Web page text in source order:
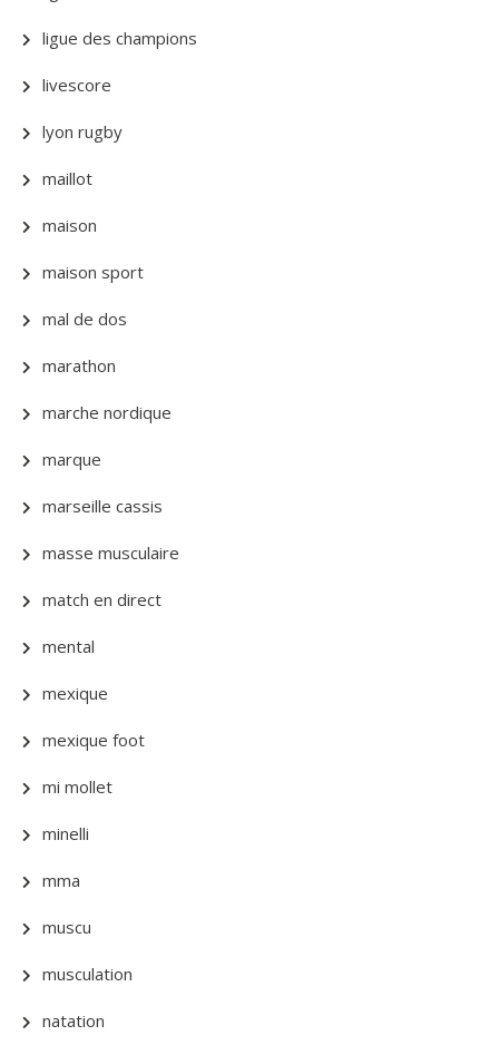
ligue des champions
livescore
lyon rugby
maillot
maison
maison sport
mal de dos
marathon
marche nordique
marque
marseille cassis
masse musculaire
match en direct
mental
mexique
mexique foot
mi mollet
minelli
mma
muscu
musculation
natation